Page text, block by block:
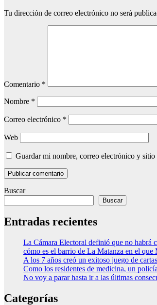
Tu dirección de correo electrónico no será
Comentario *
Nombre *
Correo electrónico *
Web
Guardar mi nombre, correo electrónico y
Buscar
Buscar
Entradas recientes
La Cámara Electoral definió que no habrá
cómo es el barrio de La Matanza en el
A los 7 años creó un exitoso juego de
Como los residentes de medicina, un
No voy a parar hasta ir a las últimas
Categorías